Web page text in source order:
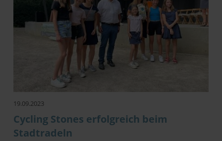
19.09.2023
Cycling Stones erfolgreich beim
Stadtradeln